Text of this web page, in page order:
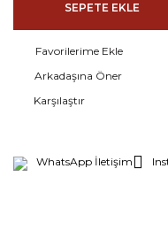
SEPETE EKLE
Arkadaşına Öner
Karşılaştır
WhatsApp İletişim